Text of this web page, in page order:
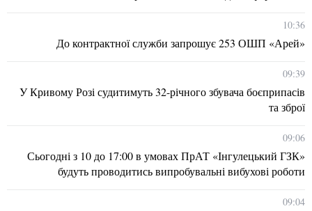
10:36
До контрактної служби запрошує 253 ОШП «Арей»
09:39
У Кривому Розі судитимуть 32-річного збувача боєприпасів
та зброї
09:06
Сьогодні з 10 до 17:00 в умовах ПрАТ «Інгулецький ГЗК»
будуть проводитись випробувальні вибухові роботи
09:04